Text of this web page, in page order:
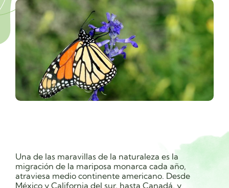
Una de las maravillas de la naturaleza es la
migración de la mariposa monarca cada año,
atraviesa medio continente americano. Desde
México y California del sur, hasta Canadá, y